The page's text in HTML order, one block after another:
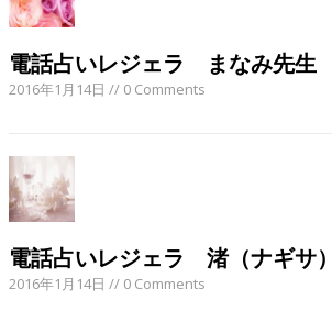
電話占いレジェラ まなみ先生
2016年1月14日 // 0 Comments
電話占いレジェラ 渚（ナギサ
2016年1月14日 // 0 Comments